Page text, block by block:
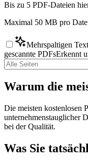
Bis zu 5 PDF-Dateien
Maximal 50 MB pro
Mehrspaltigen
gescannte PDFsErkennt
Warum die
Die meisten kostenlosen
unternehmenstauglicher
bei der Qualität.
Was Sie